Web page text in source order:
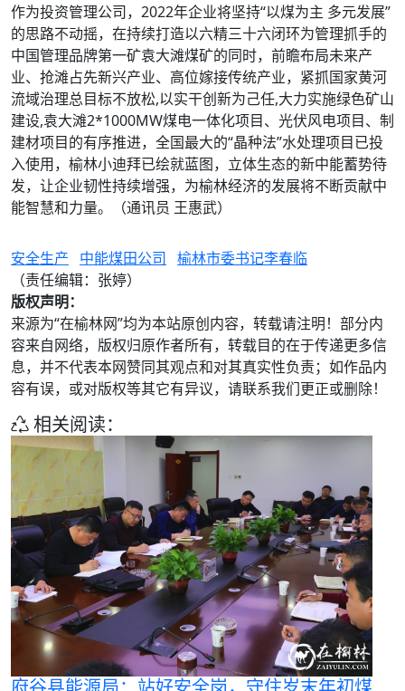
作为投资管理公司，2022年企业将坚持“以煤为主 多元发展”
的思路不动摇，在持续打造以六精三十六闭环为管理抓手的
中国管理品牌第一矿袁大滩煤矿的同时，前瞻布局未来产
业、抢滩占先新兴产业、高位嫁接传统产业，紧抓国家黄河
流域治理总目标不放松,以实干创新为己任,大力实施绿色矿山
建设,袁大滩2*1000MW煤电一体化项目、光伏风电项目、制
建材项目的有序推进，全国最大的“晶种法”水处理项目已投
入使用，榆林小迪拜已绘就蓝图，立体生态的新中能蓄势待
发，让企业韧性持续增强，为榆林经济的发展将不断贡献中
能智慧和力量。（通讯员 王惠武）
安全生产 中能煤田公司 榆林市委书记李春临
（责任编辑：张婷）
版权声明：
来源为“在榆林网”均为本站原创内容，转载请注明！部分内
容来自网络，版权归原作者所有，转载目的在于传递更多信
息，并不代表本网赞同其观点和对其真实性负责；如作品内
容有误，或对版权等其它有异议，请联系我们更正或删除！
相关阅读：